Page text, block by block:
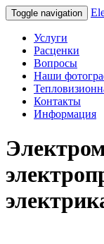
Toggle navigation
Услуги
Расценки
Вопросы
Наши
Контакты
Информация